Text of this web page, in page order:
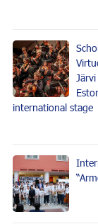
international stage